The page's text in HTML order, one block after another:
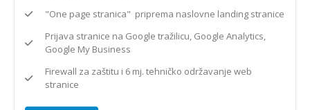
"One page stranica" priprema naslovne landing stranice
Prijava stranice na Google tražilicu, Google Analytics,
Google My Business
Firewall za zaštitu i 6 mj. tehničko održavanje web
stranice